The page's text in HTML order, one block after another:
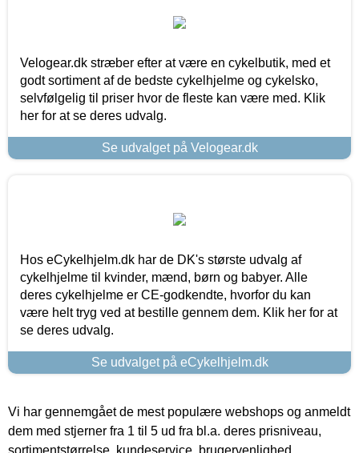
Velogear.dk stræber efter at være en cykelbutik, med et
godt sortiment af de bedste cykelhjelme og cykelsko,
selvfølgelig til priser hvor de fleste kan være med. Klik
her for at se deres udvalg.
Se udvalget på Velogear.dk
Hos eCykelhjelm.dk har de DK's største udvalg af
cykelhjelme til kvinder, mænd, børn og babyer. Alle
deres cykelhjelme er CE-godkendte, hvorfor du kan
være helt tryg ved at bestille gennem dem. Klik her for at
se deres udvalg.
Se udvalget på eCykelhjelm.dk
Vi har gennemgået de mest populære webshops og anmeldt
dem med stjerner fra 1 til 5 ud fra bl.a. deres prisniveau,
sortimentstørrelse, kundeservice, brugervenlighed,